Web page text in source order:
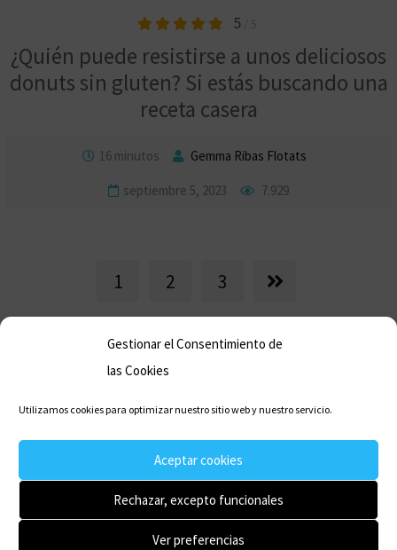
Gestionar el Consentimiento de
las Cookies
Utilizamos cookies para optimizar nuestro sitio web y nuestro servicio.
Aceptar cookies
Rechazar, excepto funcionales
Ver preferencias
5
¿Quién puede resistirse a unos deliciosos
donuts sin gluten? Si estás buscando una
receta casera
16 minutos Gemma Ribas Flotats
septiembre 5, 2023 7.929
1 2 3
Sobre mí
Contacto
Política de cookies (UE)
Política de privacidad
Aviso legal